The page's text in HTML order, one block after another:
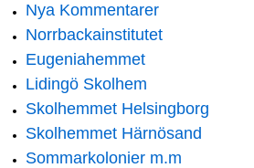
Nya Kommentarer
Norrbackainstitutet
Eugeniahemmet
Lidingö Skolhem
Skolhemmet Helsingborg
Skolhemmet Härnösand
Sommarkolonier m.m